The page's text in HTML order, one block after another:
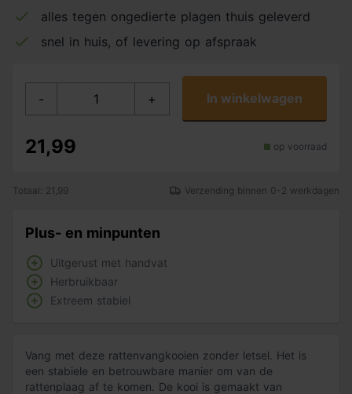
alles tegen ongedierte plagen thuis geleverd
snel in huis, of levering op afspraak
- + In winkelwagen
21,99 op voorraad
Totaal: 21,99 Verzending binnen 0-2 werkdagen
Plus- en minpunten
Uitgerust met handvat
Herbruikbaar
Extreem stabiel
Vang met deze rattenvangkooien zonder letsel. Het is
een stabiele en betrouwbare manier om van de
rattenplaag af te komen. De kooi is gemaakt van